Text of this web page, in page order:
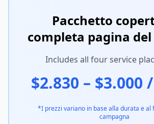
Pacchetto
completa pagina
Includes all four service
$2.830 – $3.000
*I prezzi variano in base alla durata e al
campagna